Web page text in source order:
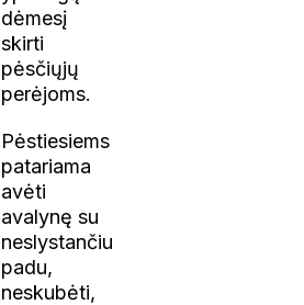
dėmesį
skirti
pėsčiųjų
perėjoms.
Pėstiesiems
patariama
avėti
avalynę su
neslystančiu
padu,
neskubėti,